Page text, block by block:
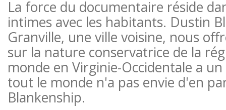
La force du documentaire réside
intimes avec les habitants. Dustin
Granville, une ville voisine, nous
sur la nature conservatrice de la
monde en Virginie-Occidentale a
tout le monde n'a pas envie d'en
Blankenship.